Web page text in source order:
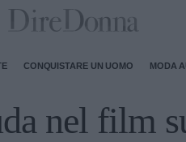
CONQUISTARE UN UOMO MODA
nel film